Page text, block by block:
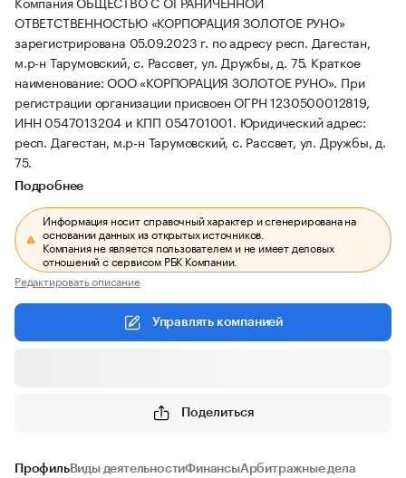
ОТВЕТСТВЕННОСТЬЮ «КОРПОРАЦИЯ ЗОЛОТОЕ РУНО»
зарегистрирована 05.09.2023 г. по адресу респ. Дагестан,
м.р-н Тарумовский, с. Рассвет, ул. Дружбы, д. 75. Краткое
наименование: ООО «КОРПОРАЦИЯ ЗОЛОТОЕ РУНО». При
регистрации организации присвоен ОГРН 1230500012819,
ИНН 0547013204 и КПП 054701001. Юридический адрес:
респ. Дагестан, м.р-н Тарумовский, с. Рассвет, ул. Дружбы, д.
75.
Подробнее
Информация носит справочный характер и сгенерирована на
основании данных из открытых источников.
Компания не является пользователем и не имеет деловых
отношений с сервисом РБК Компании.
Редактировать описание
Управлять компанией
Поделиться
ПрофильВиды деятельностиФинансыАрбитражные дела